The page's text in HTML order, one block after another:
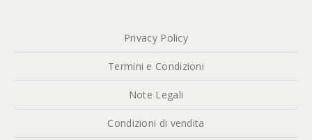
Privacy Policy
Termini e Condizioni
Note Legali
Condizioni di vendita